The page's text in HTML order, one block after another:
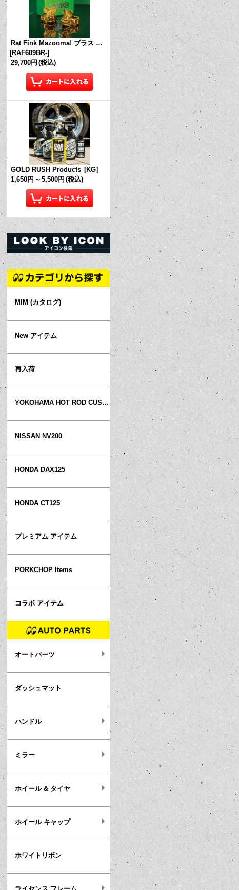
Rat Fink Mazooma! ブラス リング
[RAF609BR-]
29,700円 (税込)
GOLD RUSH Products [KG]
1,650円 ～ 5,500円 (税込)
MIM (カタログ)
New アイテム
再入荷
YOKOHAMA HOT ROD CUSTOM SHOW
NISSAN NV200
HONDA DAX125
HONDA CT125
プレミアム アイテム
PORKCHOP Items
コラボ アイテム
オートパーツ
ダッシュマット
ハンドル
ミラー
ホイール & タイヤ
ホイール キャップ
ホワイトリボン